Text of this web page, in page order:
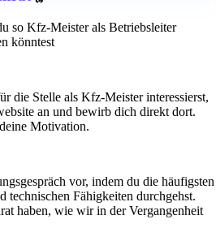
so Kfz-Meister als Betriebsleiter
könntest
die Stelle als Kfz-Meister interessierst,
an und bewirb dich direkt dort.
Motivation.
vor, indem du die häufigsten
technischen Fähigkeiten durchgehst.
haben, wie wir in der Vergangenheit